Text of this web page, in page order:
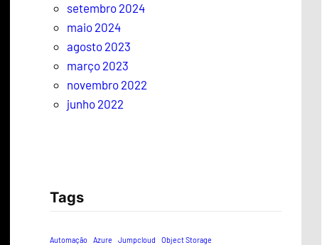
setembro 2024
maio 2024
agosto 2023
março 2023
novembro 2022
junho 2022
Tags
Automação Azure Jumpcloud Object Storage